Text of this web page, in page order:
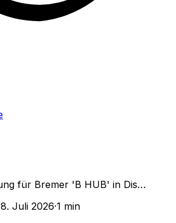
für Bremer 'B HUB' in Dis…
8. Juli 2026·1 min